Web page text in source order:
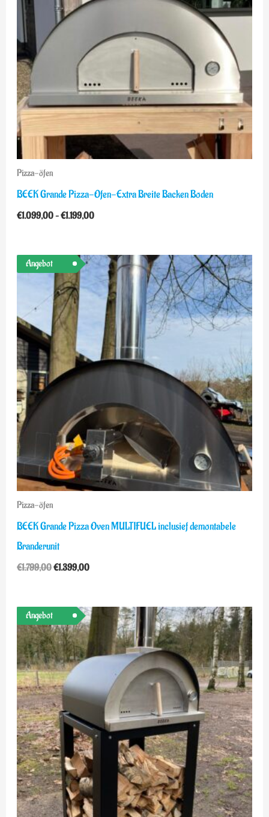
Pizza-öfen
BEEK Grande Pizza-Ofen-Extra Breite Backen Boden
€1.099,00–€1.199,00
Angebot
Pizza-öfen
BEEK Grande Pizza Oven MULTIFUEL inclusief demontabele
Branderunit
€1.799,00
Ursprünglicher
Preis
war:
€1.799,00
€1.399,00
Aktueller
Preis
€1.399,00.
Angebot
Ursprünglicher
Preis
war:
€1.398,00
Aktueller
Preis
€1.099,00.